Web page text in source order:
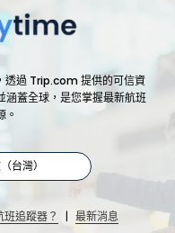
過 Trip.com 提供的可信資
涵蓋全球，是您掌握最新航班
。
台灣）
班追蹤器？ | 最新消息